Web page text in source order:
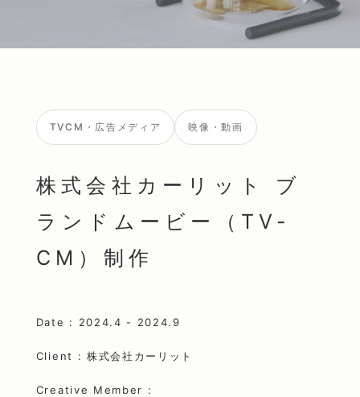
TVCM・広告メディア 映像・動画
株式会社カーリット ブ
ランドムービー（TV-
CM）制作
Date : 2024.4 - 2024.9
Client : 株式会社カーリット
Creative Member :